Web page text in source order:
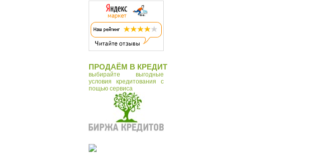
ПРОДАЁМ В КРЕДИТ
выбирайте выгодные
условия кредитования с
пощью сервиса